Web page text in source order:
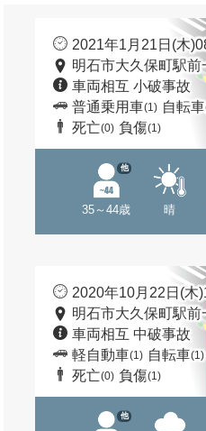
2021年1月21日(木
明石市大久保町駅前
車両相互 小破事故
普通乗用車(1) 自転車
死亡(0) 負傷(1)
35～44歳
他
晴
2020年10月22日(木
明石市大久保町駅前
車両相互 中破事故
軽自動車(1) 自転車(1)
死亡(0) 負傷(1)
他